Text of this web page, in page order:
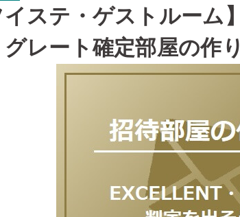
イステ・ゲストルーム
グレート確定部屋の作